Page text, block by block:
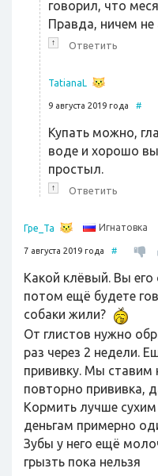
говорил, что
Правда, ничем не
↑ Ответить
TatianaL
9 августа 2019 года #
Купать можно,
воде и хорошо
простыл.
↑ Ответить
Гре_Та Игнатовка
7 августа 2019 года #
Какой клёвый. Вы его
потом ещё будете
собаки жили?
От глистов нужно
раз через 2 недели.
прививку. Мы ставим
повторно прививка,
Кормить лучше
деньгам примерно
Зубы у него ещё
грызть пока нельзя